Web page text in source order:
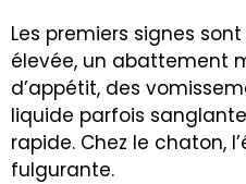
Les premiers signes
élevée, un abattement
d’appétit, des
liquide parfois
rapide. Chez le chaton,
fulgurante.